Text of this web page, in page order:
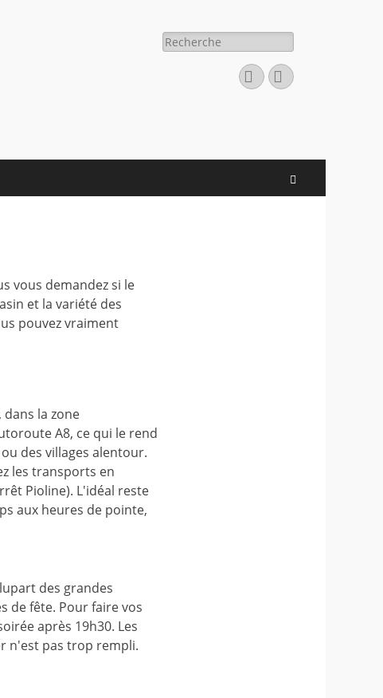
Rechercher :
Facebook
E-
mail
vous demandez si le
et la variété des
pouvez vraiment
dans la zone
A8, ce qui le rend
des villages alentour.
les transports en
Pioline). L'idéal reste
aux heures de pointe,
des grandes
de fête. Pour faire vos
après 19h30. Les
n'est pas trop rempli.